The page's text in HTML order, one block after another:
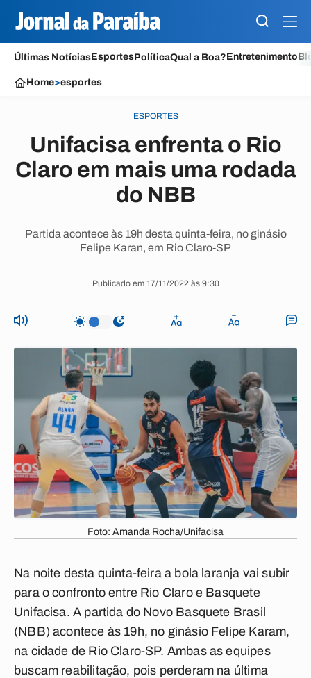
Últimas NotíciasEsportesPolíticaQual a Boa?Entretenimento
Home>esportes
ESPORTES
Unifacisa enfrenta o Rio
Claro em mais uma rodada
do NBB
Partida acontece às 19h desta quinta-feira, no ginásio
Felipe Karan, em Rio Claro-SP
Publicado em 17/11/2022 às 9:30
Foto: Amanda Rocha/Unifacisa
Na noite desta quinta-feira a bola laranja vai subir
para o confronto entre Rio Claro e Basquete
Unifacisa. A partida do Novo Basquete Brasil
(NBB) acontece às 19h, no ginásio Felipe Karam,
na cidade de Rio Claro-SP. Ambas as equipes
buscam reabilitação, pois perderam na última